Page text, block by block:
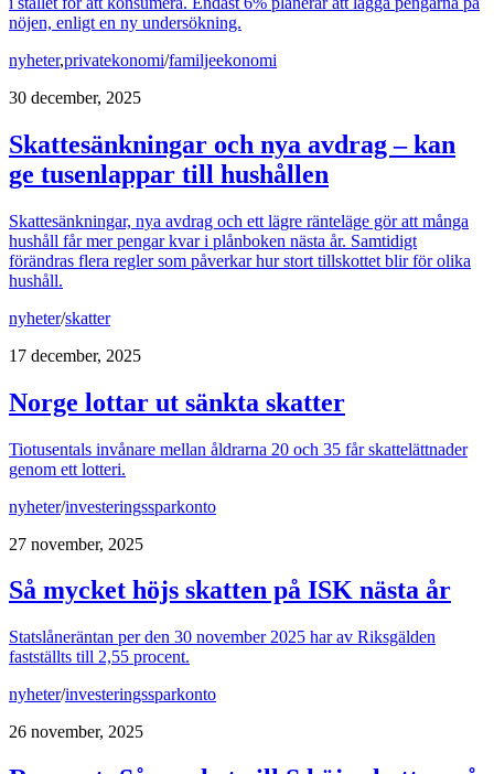
nöjen, enligt en ny undersökning.
nyheter,privatekonomi/familjeekonomi
30 december, 2025
Skattesänkningar och nya avdrag – kan
ge tusenlappar till hushållen
Skattesänkningar, nya avdrag och ett lägre ränteläge gör att många
hushåll får mer pengar kvar i plånboken nästa år. Samtidigt
förändras flera regler som påverkar hur stort tillskottet blir för olika
hushåll.
nyheter/skatter
17 december, 2025
Norge lottar ut sänkta skatter
Tiotusentals invånare mellan åldrarna 20 och 35 får skattelättnader
genom ett lotteri.
nyheter/investeringssparkonto
27 november, 2025
Så mycket höjs skatten på ISK nästa år
Statslåneräntan per den 30 november 2025 har av Riksgälden
fastställts till 2,55 procent.
nyheter/investeringssparkonto
26 november, 2025